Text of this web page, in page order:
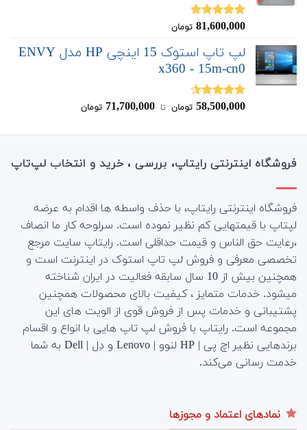
نمره5.00
81,600,000 تومان
لپ تاپ استوک 15 اینچی HP مدل ENVY
x360 - 15m-cn0
نمره4.50
58,500,000 تومان ‌ تا ‌ 71,700,000 تومان
فروشگاه اینترنتی رایتاپ، بررسی ، خرید و انتخاب لپ‌تاپ
فروشگاه اینترنتی رایتاپ، با حذف واسطه ها اقدام به عرضه
لپتاپ با قیمتهایی کم نظیر نموده است. سرلوحه کار ما انصاف
،رعایت حق الناس و قیمت حداقلی است. رایتاپ سایت مرجع
تخصصی معرفی و فروش لپ تاپ استوک در اینترنت است و
همچنین بیش از 10 سال سابقه فعالیت در ایران شناخته
میشود. خدمات متمایز ، کیفیت بالای محصولات همچنین
پشتیبانی و خدمات پس از فروش قوی از الویت های این
مجموعه است. رایتاپ با فروش لپ تاپ هایی با انواع و اقسام
برندهایی نظیر اچ پی | HP لنوو | Lenovo و دِل | Dell به شما
خدمت رسانی می‌کند.
نمادهای اعتماد و مجوزها